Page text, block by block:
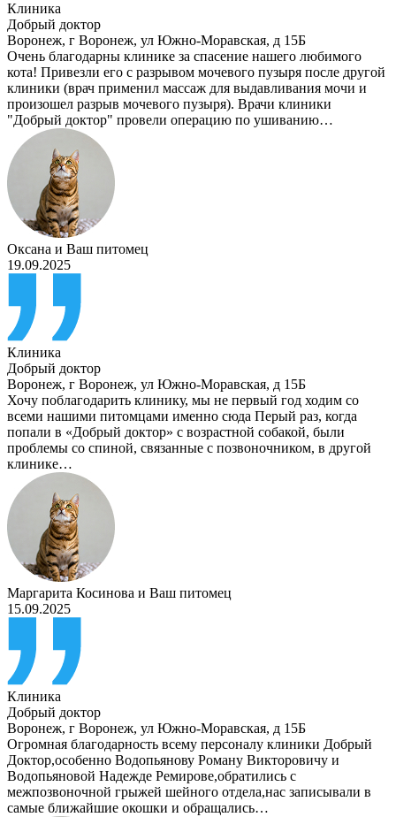
Клиника
Добрый доктор
Воронеж, г Воронеж, ул Южно-Моравская, д 15Б
Очень благодарны клинике за спасение нашего любимого
кота! Привезли его с разрывом мочевого пузыря после другой
клиники (врач применил массаж для выдавливания мочи и
произошел разрыв мочевого пузыря). Врачи клиники
"Добрый доктор" провели операцию по ушиванию…
Оксана и Ваш питомец
19.09.2025
Клиника
Добрый доктор
Воронеж, г Воронеж, ул Южно-Моравская, д 15Б
Хочу поблагодарить клинику, мы не первый год ходим со
всеми нашими питомцами именно сюда Перый раз, когда
попали в «Добрый доктор» с возрастной собакой, были
проблемы со спиной, связанные с позвоночником, в другой
клинике…
Маргарита Косинова и Ваш питомец
15.09.2025
Клиника
Добрый доктор
Воронеж, г Воронеж, ул Южно-Моравская, д 15Б
Огромная благодарность всему персоналу клиники Добрый
Доктор,особенно Водопьянову Роману Викторовичу и
Водопьяновой Надежде Ремирове,обратились с
межпозвоночной грыжей шейного отдела,нас записывали в
самые ближайшие окошки и обращались…